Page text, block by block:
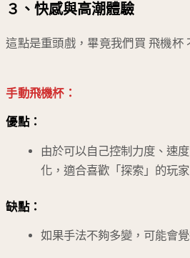
３、快感與高潮體驗
這點是重頭戲，畢竟我們買 飛機杯
手動飛機杯：
優點：
由於可以自己控制力度、速
化，適合喜歡「探索」的玩家
缺點：
如果手法不夠多變，可能會